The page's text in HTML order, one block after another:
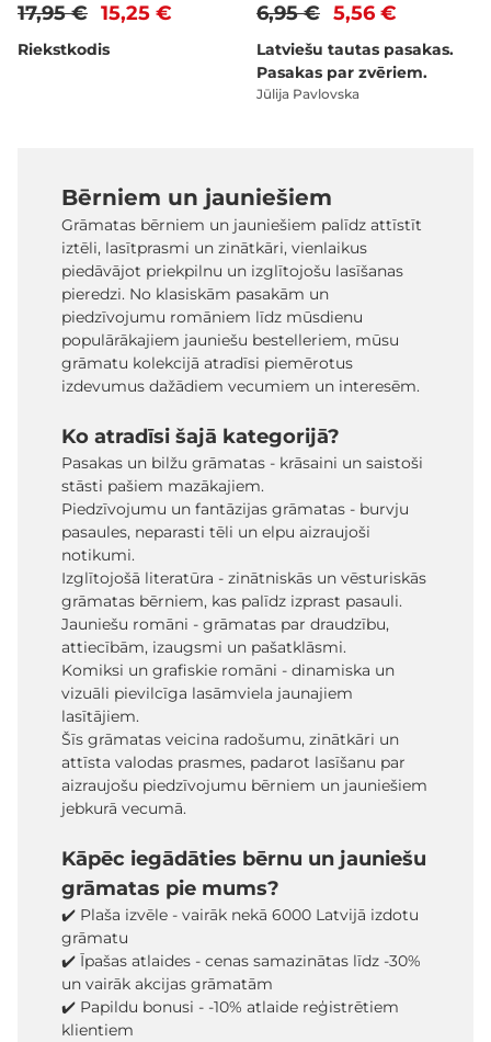
15,25 €
17,95 €
Riekstkodis
5,56 €
6,95 €
Latviešu tautas pasakas.
Pasakas par zvēriem.
Jūlija Pavlovska
Bērniem un jauniešiem
Grāmatas bērniem un jauniešiem palīdz attīstīt
iztēli, lasītprasmi un zinātkāri, vienlaikus
piedāvājot priekpilnu un izglītojošu lasīšanas
pieredzi. No klasiskām pasakām un
piedzīvojumu romāniem līdz mūsdienu
populārākajiem jauniešu bestelleriem, mūsu
grāmatu kolekcijā atradīsi piemērotus
izdevumus dažādiem vecumiem un interesēm.
Ko atradīsi šajā kategorijā?
Pasakas un bilžu grāmatas - krāsaini un saistoši
stāsti pašiem mazākajiem.
Piedzīvojumu un fantāzijas grāmatas - burvju
pasaules, neparasti tēli un elpu aizraujoši
notikumi.
Izglītojošā literatūra - zinātniskās un vēsturiskās
grāmatas bērniem, kas palīdz izprast pasauli.
Jauniešu romāni - grāmatas par draudzību,
attiecībām, izaugsmi un pašatklāsmi.
Komiksi un grafiskie romāni - dinamiska un
vizuāli pievilcīga lasāmviela jaunajiem
lasītājiem.
Šīs grāmatas veicina radošumu, zinātkāri un
attīsta valodas prasmes, padarot lasīšanu par
aizraujošu piedzīvojumu bērniem un jauniešiem
jebkurā vecumā.
Kāpēc iegādāties bērnu un jauniešu
grāmatas pie mums?
✔️ Plaša izvēle - vairāk nekā 6000 Latvijā izdotu
grāmatu
✔️ Īpašas atlaides - cenas samazinātas līdz -30%
un vairāk akcijas grāmatām
✔️ Papildu bonusi - -10% atlaide reģistrētiem
klientiem